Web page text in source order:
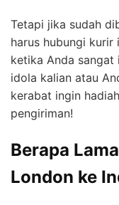
Tetapi jika sudah
harus hubungi kurir
ketika Anda sangat
idola kalian atau
kerabat ingin
pengiriman!
Berapa
London ke